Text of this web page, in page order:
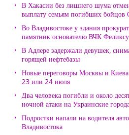
В Хакасии без лишнего шума
выплату семьям погибших
Во Владивостоке у здания
памятник основателю ВЧК
В Адлере задержали девушек,
горящей нефтебазы
Новые переговоры Москвы и
23 или 24 июля
Два человека погибли и около
ночной атаки на Украинские
Подростки напали на водителя
Владивостока